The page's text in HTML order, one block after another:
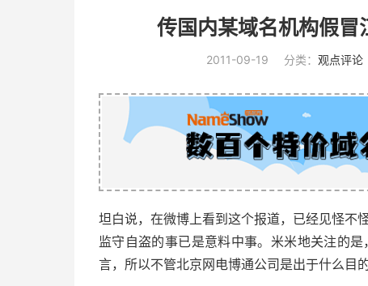
传国内某域名机构假冒
2011-09-19 分类： 观点评论
坦白说，在微博上看到这个报道，已经见怪不
监守自盗的事已是意料中事。米米地关注的
言，所以不管北京网电博通公司是出于什么目